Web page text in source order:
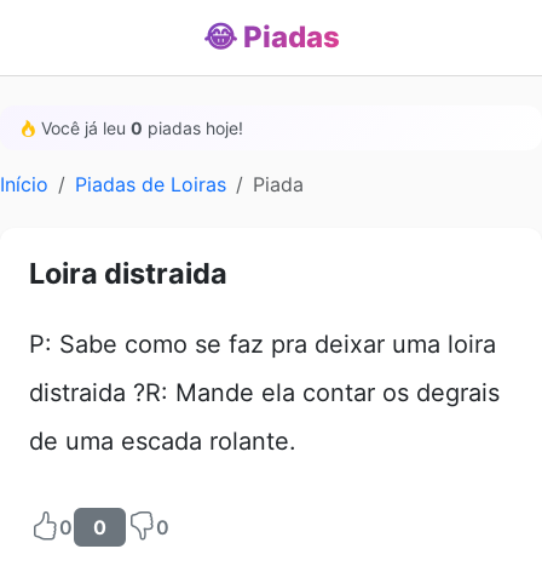
😂 Piadas
Você já leu 0 piadas hoje!
Início Piadas de Loiras Piada
Loira distraida
P: Sabe como se faz pra deixar uma loira
distraida ?R: Mande ela contar os degrais
de uma escada rolante.
0 0 0